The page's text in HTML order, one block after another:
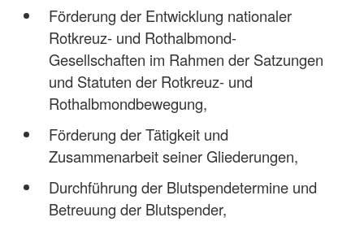
Förderung der Entwicklung nationaler
Rotkreuz- und Rothalbmond-
Gesellschaften im Rahmen der Satzungen
und Statuten der Rotkreuz- und
Rothalbmondbewegung,
Förderung der Tätigkeit und
Zusammenarbeit seiner Gliederungen,
Durchführung der Blutspendetermine und
Betreuung der Blutspender,